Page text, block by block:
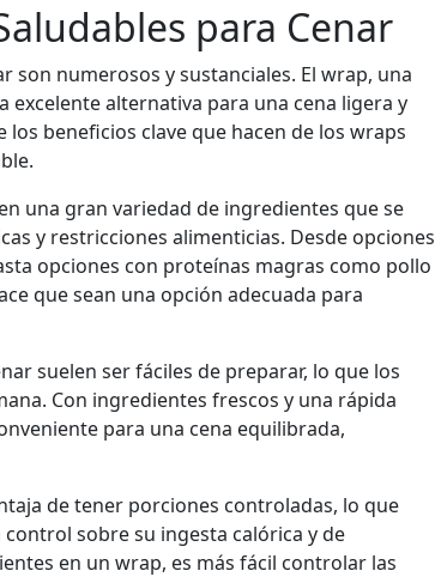
para Cenar
son numerosos y sustanciales. El wrap, una
excelente alternativa para una cena ligera y
beneficios clave que hacen de los wraps
una gran variedad de ingredientes que se
y restricciones alimenticias. Desde opciones
opciones con proteínas magras como pollo
que sean una opción adecuada para
suelen ser fáciles de preparar, lo que los
Con ingredientes frescos y una rápida
para una cena equilibrada,
de tener porciones controladas, lo que
sobre su ingesta calórica y de
en un wrap, es más fácil controlar las